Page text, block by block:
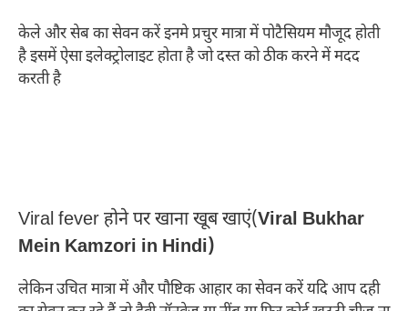
केले और सेब का सेवन करें इनमे प्रचुर मात्रा में पोटैसियम मौजूद होती
है इसमें ऐसा इलेक्ट्रोलाइट होता है जो दस्‍त को ठीक करने में मदद
करती है
Viral fever होने पर खाना खूब खाएं(Viral Bukhar
Mein Kamzori in Hindi)
लेकिन उचित मात्रा में और पौष्टिक आहार का सेवन करें यदि आप दही